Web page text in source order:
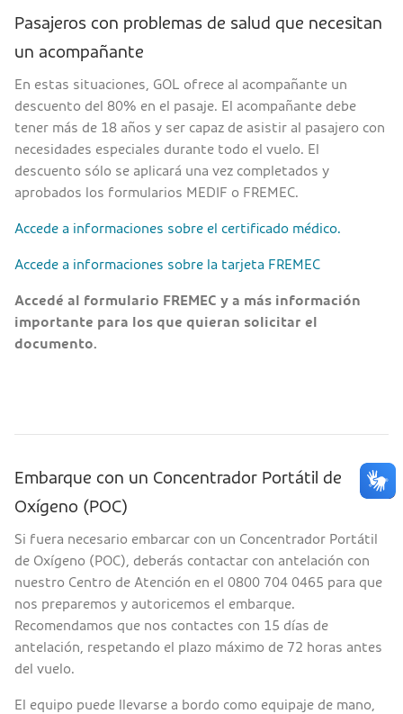
Pasajeros con problemas de salud que necesitan
un acompañante
En estas situaciones, GOL ofrece al acompañante un
descuento del 80% en el pasaje. El acompañante debe
tener más de 18 años y ser capaz de asistir al pasajero con
necesidades especiales durante todo el vuelo. El
descuento sólo se aplicará una vez completados y
aprobados los formularios MEDIF o FREMEC.
Accede a informaciones sobre el certificado médico.
Accede a informaciones sobre la tarjeta FREMEC
Accedé al formulario FREMEC y a más información
importante para los que quieran solicitar el
documento.
Embarque con un Concentrador Portátil de
Oxígeno (POC)
Si fuera necesario embarcar con un Concentrador Portátil
de Oxígeno (POC), deberás contactar con antelación con
nuestro Centro de Atención en el 0800 704 0465 para que
nos preparemos y autoricemos el embarque.
Recomendamos que nos contactes con 15 días de
antelación, respetando el plazo máximo de 72 horas antes
del vuelo.
El equipo puede llevarse a bordo como equipaje de mano,